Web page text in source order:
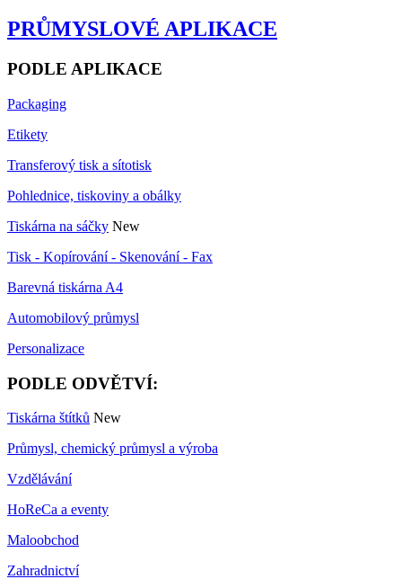
PRŮMYSLOVÉ APLIKACE
PODLE APLIKACE
Packaging
Etikety
Transferový tisk a sítotisk
Pohlednice, tiskoviny a obálky
Tiskárna na sáčky New
Tisk - Kopírování - Skenování - Fax
Barevná tiskárna A4
Automobilový průmysl
Personalizace
PODLE ODVĚTVÍ:
Tiskárna štítků New
Průmysl, chemický průmysl a výroba
Vzdělávání
HoReCa a eventy
Maloobchod
Zahradnictví